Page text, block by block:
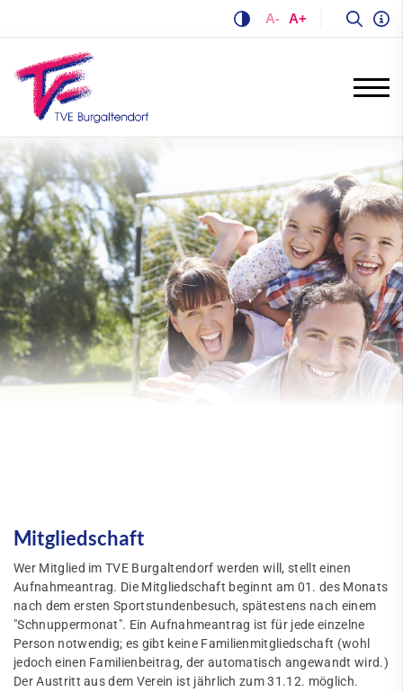
A- A+
Mitgliedschaft
Wer Mitglied im TVE Burgaltendorf werden will, stellt einen
Aufnahmeantrag. Die Mitgliedschaft beginnt am 01. des Monats
nach dem ersten Sportstundenbesuch, spätestens nach einem
"Schnuppermonat". Ein Aufnahmeantrag ist für jede einzelne
Person notwendig; es gibt keine Familienmitgliedschaft (wohl
jedoch einen Familienbeitrag, der automatisch angewandt wird.)
Der Austritt aus dem Verein ist jährlich zum 31.12. möglich.